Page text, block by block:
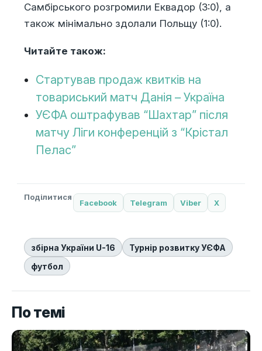
Самбірського розгромили Еквадор (3:0), а
також мінімально здолали Польщу (1:0).
Читайте також:
Стартував продаж квитків на
товариський матч Данія – Україна
УЄФА оштрафував “Шахтар” після
матчу Ліги конференцій з “Крістал
Пелас”
Поділитися
Facebook Telegram Viber X
збірна України U-16
Турнір розвитку УЄФА
футбол
По темі